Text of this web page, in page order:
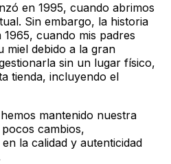
en 1995, cuando abrimos
Sin embargo, la historia
cuando mis padres
miel debido a la gran
sin un lugar físico,
tienda, incluyendo el
mantenido nuestra
cambios,
la calidad y autenticidad